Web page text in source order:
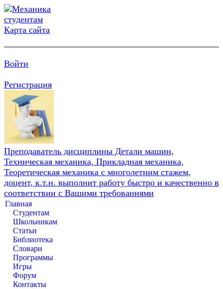
Карта сайта
Войти
Регистрация
Преподаватель дисциплины Детали машин,
Техническая механика, Прикладная механика,
Теоретическая механика с многолетним стажем,
доцент, к.т.н. выполнит работу быстро и качественно в
соответствии с Вашими требованиями
Главная
Студентам
Школьникам
Статьи
Библиотека
Словари
Программы
Игры
Форум
Контакты